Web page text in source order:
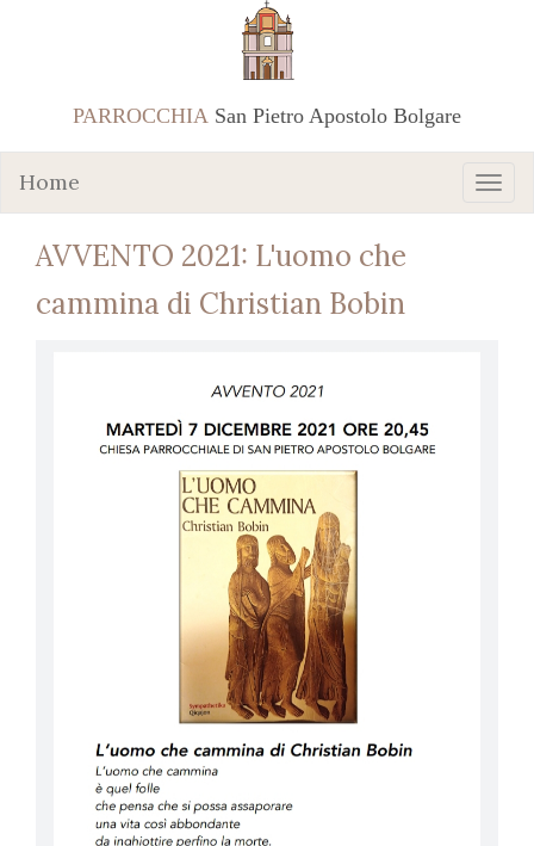
PARROCCHIA San Pietro Apostolo Bolgare
Home
AVVENTO 2021: L'uomo che
cammina di Christian Bobin